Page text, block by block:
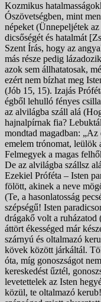
Kozmikus
Ószövetségben, mint
népeket (Ünnepeljétek
dicsőségét és hatalmát
Szent Írás, hogy az
más része pedig
azok sem állhatatosak,
ezért nem bízhat meg
(Jób 15, 15). Izajás
égből lehulló fényes
az alvilágba száll alá
hajnalpírnak fia?
mondtad magadban:
emelem trónomat, leülök
Felmegyek a magas
De az alvilágba szállsz
Ezekiel Próféta – Isten
fölött, akinek a neve
(Te, a hasonlatosság
szépségű! Isten
drágakő volt a
áttört ékességed már
szárnyú és oltalmazó
kövek között járkáltál.
óta, míg gonoszságot
kereskedést űztél,
levetettelek az Isten
közül, te oltalmazó